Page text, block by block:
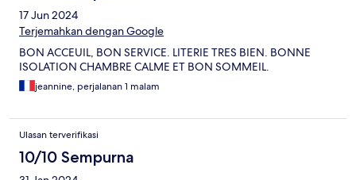
17 Jun 2024
Terjemahkan dengan Google
BON ACCEUIL, BON SERVICE. LITERIE TRES BIEN. BONNE
ISOLATION CHAMBRE CALME ET BON SOMMEIL.
jeannine, perjalanan 1 malam
Ulasan terverifikasi
10/10 Sempurna